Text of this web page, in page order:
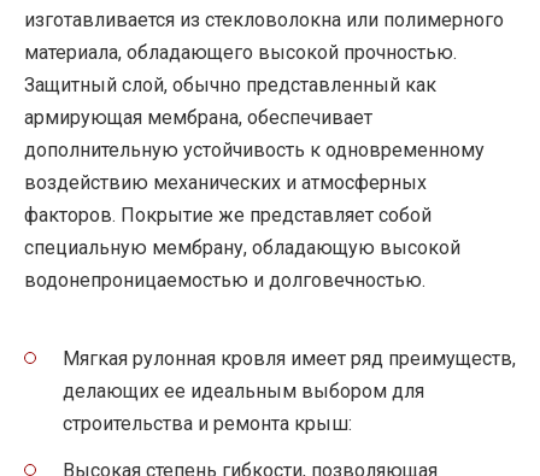
изготавливается из стекловолокна или полимерного
материала, обладающего высокой прочностью.
Защитный слой, обычно представленный как
армирующая мембрана, обеспечивает
дополнительную устойчивость к одновременному
воздействию механических и атмосферных
факторов. Покрытие же представляет собой
специальную мембрану, обладающую высокой
водонепроницаемостью и долговечностью.
Мягкая рулонная кровля имеет ряд преимуществ,
делающих ее идеальным выбором для
строительства и ремонта крыш:
Высокая степень гибкости, позволяющая